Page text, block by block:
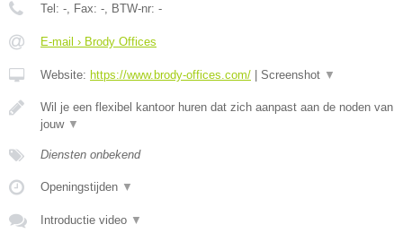
Tel: - , Fax: - , BTW-nr: -
E-mail › Brody Offices
Website: https://www.brody-offices.com/ | Screenshot ▼
Wil je een flexibel kantoor huren dat zich aanpast aan de noden van
jouw ▼
Diensten onbekend
Openingstijden ▼
Introductie video ▼